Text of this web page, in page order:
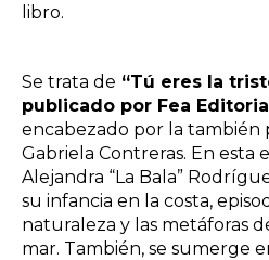
libro.
Se trata de “Tú eres la
publicado por Fea
encabezado por la también
Gabriela Contreras. En esta
Alejandra “La Bala”
su infancia en la costa,
naturaleza y las metáforas
mar. También, se sumerge